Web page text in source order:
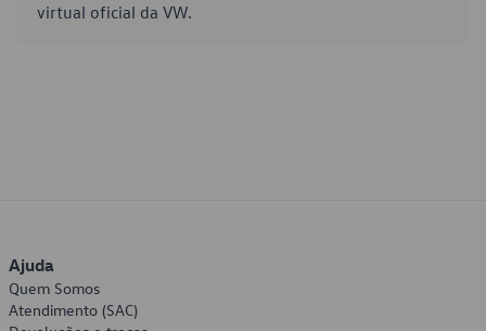
virtual oficial da VW.
Ajuda
Quem Somos
Atendimento (SAC)